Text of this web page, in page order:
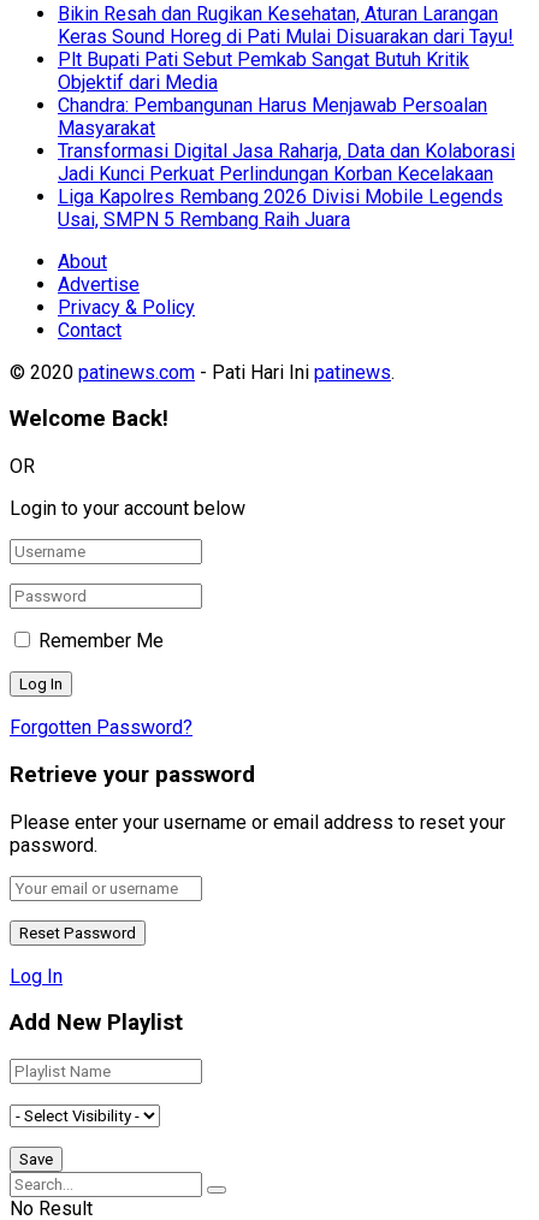
Bikin Resah dan Rugikan Kesehatan, Aturan Larangan
Keras Sound Horeg di Pati Mulai Disuarakan dari Tayu!
Plt Bupati Pati Sebut Pemkab Sangat Butuh Kritik
Objektif dari Media
Chandra: Pembangunan Harus Menjawab Persoalan
Masyarakat
Transformasi Digital Jasa Raharja, Data dan Kolaborasi
Jadi Kunci Perkuat Perlindungan Korban Kecelakaan
Liga Kapolres Rembang 2026 Divisi Mobile Legends
Usai, SMPN 5 Rembang Raih Juara
About
Advertise
Privacy & Policy
Contact
© 2020 patinews.com - Pati Hari Ini patinews.
Welcome Back!
OR
Login to your account below
Remember Me
Forgotten Password?
Retrieve your password
Please enter your username or email address to reset your
password.
Log In
Add New Playlist
No Result